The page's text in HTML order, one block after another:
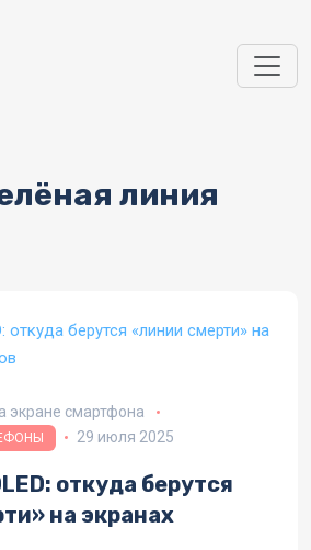
линия
экране смартфона
29 июля 2025
откуда берутся
на экранах